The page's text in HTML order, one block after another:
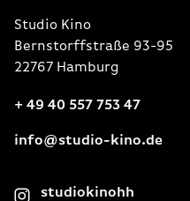
Studio Kino
Bernstorffstraße 93-95
22767 Hamburg
+ 49 40 557 753 47
info@studio-kino.de
studiokinohh